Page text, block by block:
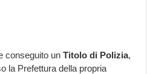
conseguito unTitolo di Polizia,
la Prefettura della propria